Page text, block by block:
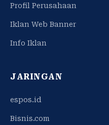
Profil Perusahaan
Iklan Web Banner
Info Iklan
JARINGAN
espos.id
Bisnis.com